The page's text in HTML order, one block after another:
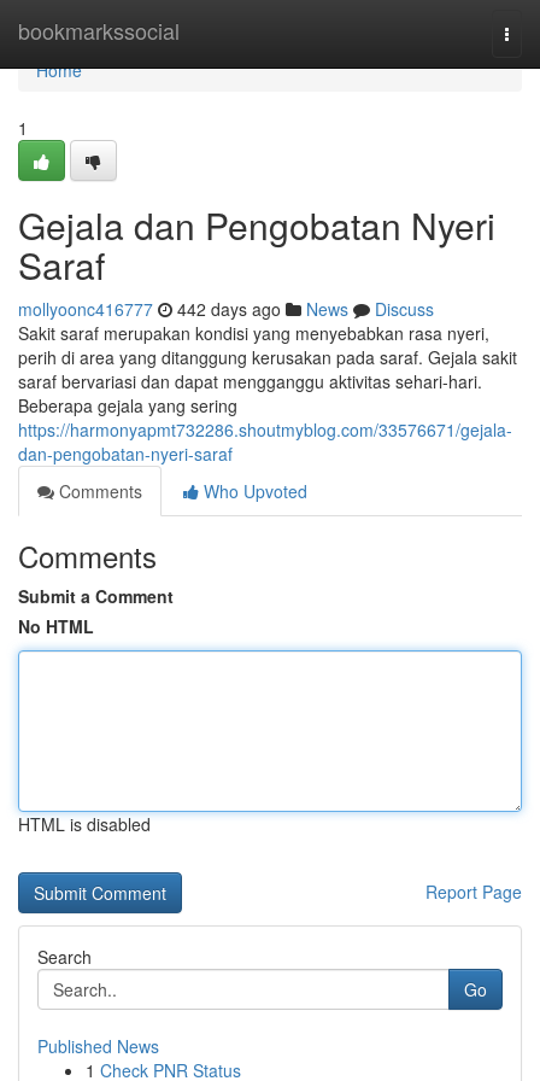
bookmarkssocial
Home
Home
1
Gejala dan Pengobatan Nyeri
Saraf
mollyoonc416777 442 days ago News
Discuss
Sakit saraf merupakan kondisi yang menyebabkan rasa nyeri,
perih di area yang ditanggung kerusakan pada saraf. Gejala sakit
saraf bervariasi dan dapat mengganggu aktivitas sehari-hari.
Beberapa gejala yang sering
https://harmonyapmt732286.shoutmyblog.com/33576671/gejala-
dan-pengobatan-nyeri-saraf
Comments
Who Upvoted
Comments
Submit a Comment
No HTML
HTML is disabled
Report Page
Search
Go
Published News
1 Check PNR Status